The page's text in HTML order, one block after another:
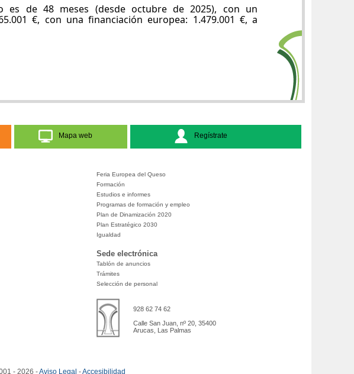
es de 48 meses (desde octubre de 2025), con un
€, con una financiación europea: 1.479.001 €, a
Mapa web Regístrate
Feria Europea del Queso
Formación
Estudios e informes
Programas de formación y empleo
Plan de Dinamización 2020
Plan Estratégico 2030
Igualdad
Sede electrónica
Tablón de anuncios
Trámites
Selección de personal
928 62 74 62
Calle San Juan, nº 20, 35400
Arucas, Las Palmas
- 2026 -Aviso Legal -Accesibilidad